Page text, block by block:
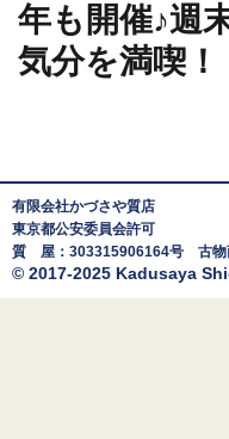
年も開催♪週
気分を満喫！
有限会社かづさや質店
東京都公安委員会許可
質 屋：303315906164号 古物
© 2017-2025 Kadusaya